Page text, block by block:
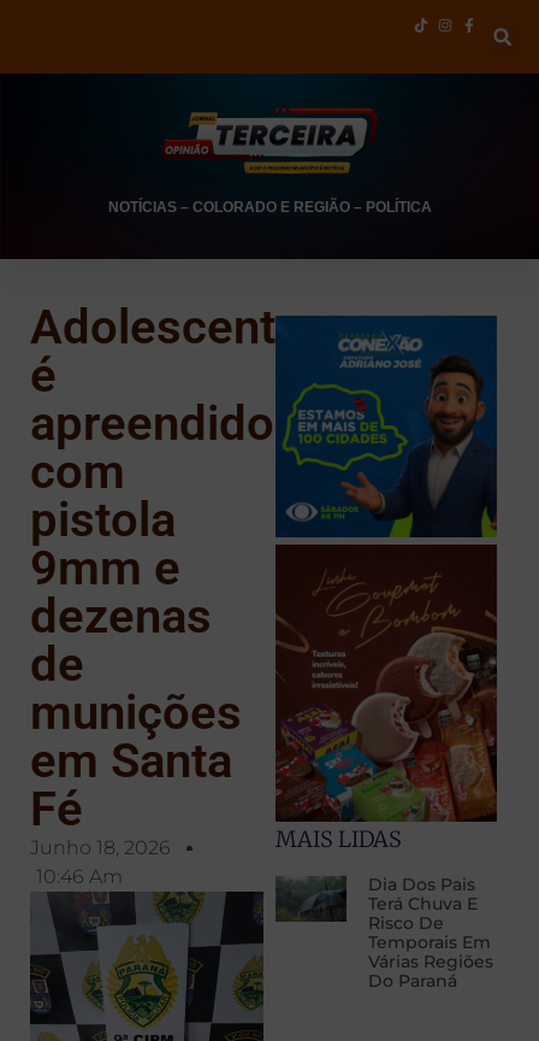
NOTÍCIAS– COLORADO E REGIÃO– POLÍTICA
Adolescente
é
apreendido
com
pistola
9mm e
dezenas
de
munições
em Santa
Fé
Junho 18, 2026
10:46 Am
MAIS LIDAS
Dia Dos Pais
Terá Chuva E
Risco De
Temporais Em
Várias Regiões
Do Paraná